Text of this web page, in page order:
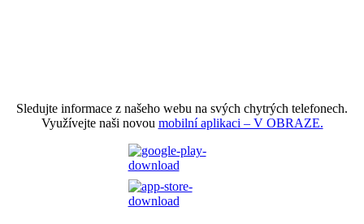
Sledujte informace z našeho webu na svých chytrých telefonech.
Využívejte naši novou mobilní aplikaci – V OBRAZE.